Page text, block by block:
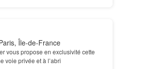
Île-de-France
vous propose en exclusivité cette
voie privée et à l’abri